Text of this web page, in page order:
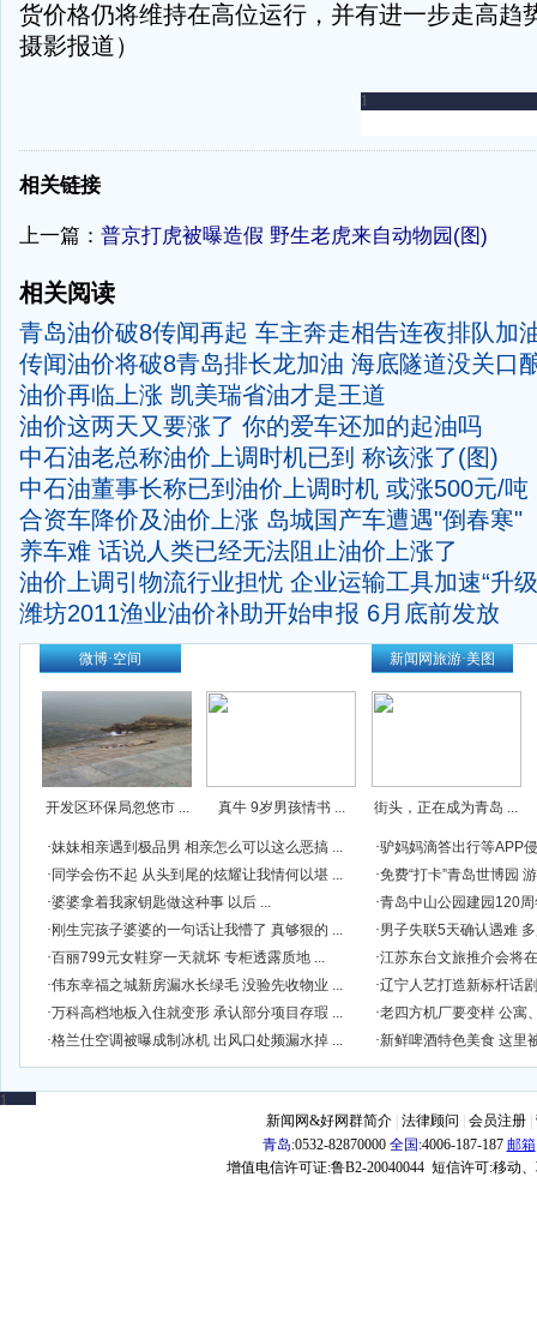
货价格仍将维持在高位运行，并有进一步走高趋
摄影报道）
-
相关链接
上一篇： 普京打虎被曝造假 野生老虎来自动物园(图)
相关阅读
青岛油价破8传闻再起 车主奔走相告连夜排队加
传闻油价将破8青岛排长龙加油 海底隧道没关口
油价再临上涨 凯美瑞省油才是王道
油价这两天又要涨了 你的爱车还加的起油吗
中石油老总称油价上调时机已到 称该涨了(图)
中石油董事长称已到油价上调时机 或涨500元/吨
合资车降价及油价上涨 岛城国产车遭遇"倒春寒"
养车难 话说人类已经无法阻止油价上涨了
油价上调引物流行业担忧 企业运输工具加速“升
潍坊2011渔业油价补助开始申报 6月底前发放